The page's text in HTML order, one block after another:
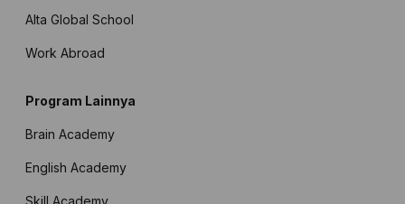
Alta Global School
Work Abroad
Program Lainnya
Brain Academy
English Academy
Skill Academy